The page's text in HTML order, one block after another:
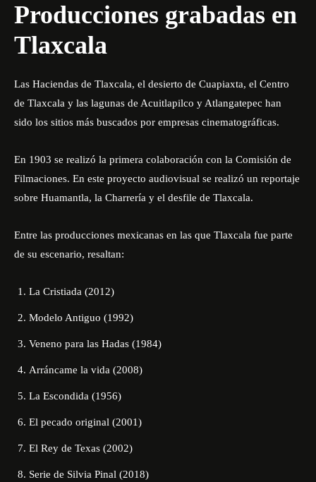
Producciones grabadas en
Tlaxcala
Las Haciendas de Tlaxcala, el desierto de Cuapiaxta, el Centro
de Tlaxcala y las lagunas de Acuitlapilco y Atlangatepec han
sido los sitios más buscados por empresas cinematográficas.
En 1903 se realizó la primera colaboración con la Comisión de
Filmaciones. En este proyecto audiovisual se realizó un reportaje
sobre Huamantla, la Charrería y el desfile de Tlaxcala.
Entre las producciones mexicanas en las que Tlaxcala fue parte
de su escenario, resaltan:
La Cristiada (2012)
Modelo Antiguo (1992)
Veneno para las Hadas (1984)
Arráncame la vida (2008)
La Escondida (1956)
El pecado original (2001)
El Rey de Texas (2002)
Serie de Silvia Pinal (2018)